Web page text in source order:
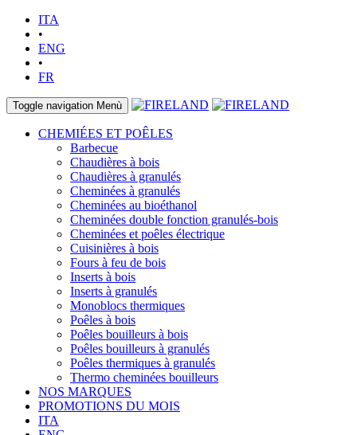
ITA
•
ENG
•
FR
Toggle navigation Menù
CHEMIÉES ET POÊLES
Barbecue
Chaudières à bois
Chaudières à granulés
Cheminées à granulés
Cheminées au bioéthanol
Cheminées double fonction granulés-bois
Cheminées et poêles électrique
Cuisinières à bois
Fours à feu de bois
Inserts à bois
Inserts à granulés
Monoblocs thermiques
Poêles à bois
Poêles bouilleurs à bois
Poêles bouilleurs à granulés
Poêles thermiques à granulés
Thermo cheminées bouilleurs
NOS MARQUES
PROMOTIONS DU MOIS
ITA